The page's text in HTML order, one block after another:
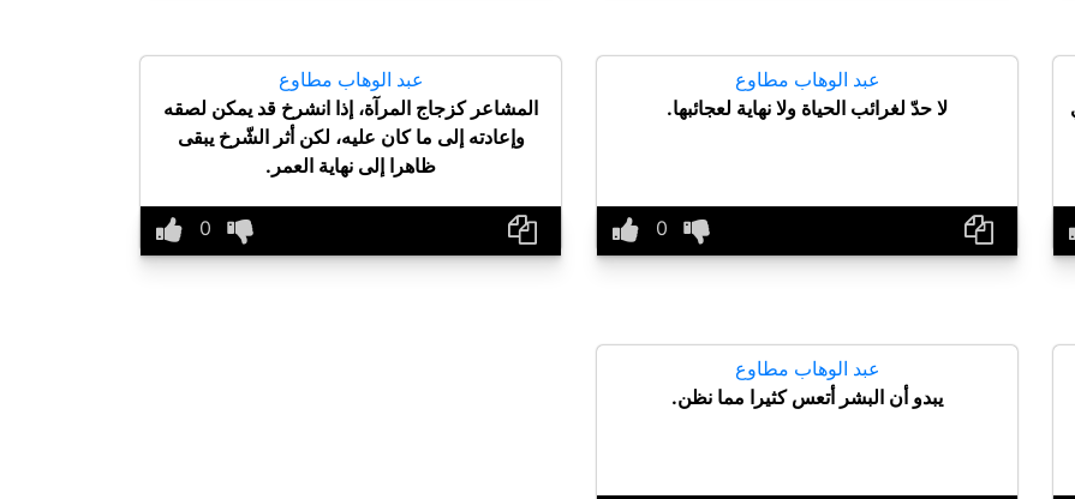
عبد الوهاب مطاوع
لا حدّ لغرائب الحياة ولا نهاية لعجائبها.
عبد الوهاب مطاوع
المشاعر كزجاج المرآة، إذا انشرخ قد يمكن لصقه
وإعادته إلى ما كان عليه، لكن أثر الشّرخ يبقى
ظاهرا إلى نهاية العمر.
عبد الوهاب مطاوع
يبدو أن البشر أتعس كثيرا مما نظن.